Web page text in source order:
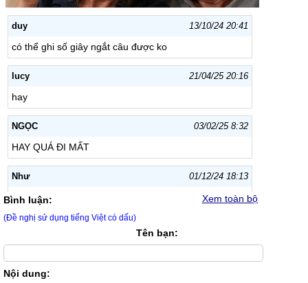
duy 13/10/24 20:41
có thể ghi số giây ngắt câu được ko
lucy 21/04/25 20:16
hay
NGỌC 03/02/25 8:32
HAY QUÁ ĐI MẤT
Như 01/12/24 18:13
Hay không có lời nào diễn tả
Hãy quá
long
Xem toàn bộ
Bình luận:
(Đề nghị sử dụng tiếng Việt có dấu)
Tên bạn:
Nội dung: